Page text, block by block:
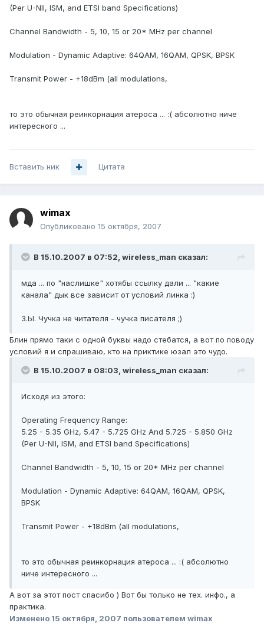
(Per U-NII, ISM, and ETSI band Specifications)
Channel Bandwidth - 5, 10, 15 or 20* MHz per channel
Modulation - Dynamic Adaptive: 64QAM, 16QAM, QPSK, BPSK
Transmit Power - +18dBm (all modulations,
то это обычная реинкорнация атероса ... :( абсолютно ниче
интересного ...
Вставить ник Цитата
wimax
Опубликовано 15 октября, 2007
В 15.10.2007 в 07:52, wireless_man сказал:
мда ... по "наслишке" хотябы ссылку дали ... "какие
канала" дык все зависит от условий линка :)
З.Ы. Чучка не читателя - чучка писателя ;)
Блин прямо таки с одной буквы надо стебатся, а вот по поводу
условий я и спрашиваю, кто на приктике юзал это чудо.
В 15.10.2007 в 08:03, wireless_man сказал:
Исходя из этого:
Operating Frequency Range:
5.25 - 5.35 GHz, 5.47 - 5.725 GHz And 5.725 - 5.850 GHz
(Per U-NII, ISM, and ETSI band Specifications)
Channel Bandwidth - 5, 10, 15 or 20* MHz per channel
Modulation - Dynamic Adaptive: 64QAM, 16QAM, QPSK,
BPSK
Transmit Power - +18dBm (all modulations,
то это обычная реинкорнация атероса ... :( абсолютно
ниче интересного ...
А вот за этот пост спасибо ) Вот бы только не тех. инфо., а
практика.
Изменено 15 октября, 2007 пользователем wimax